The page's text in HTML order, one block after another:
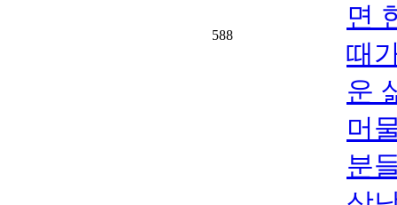
588
면
때
운
머
분